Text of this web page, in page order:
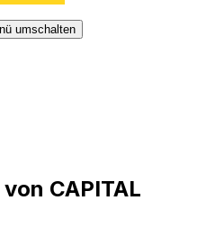
umschalten
CAPITAL